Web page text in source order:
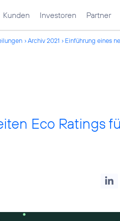
Kunden Investoren Partner
Archiv 2021 Einführung eines
Eco Ratings